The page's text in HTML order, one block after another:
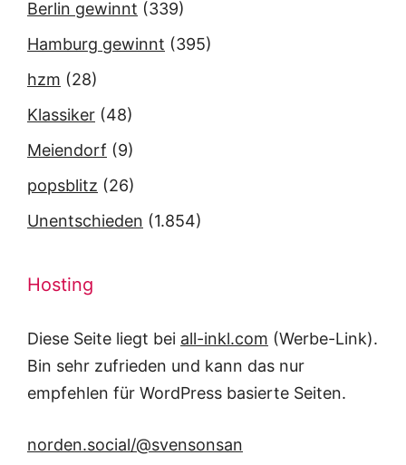
Berlin gewinnt (339)
Hamburg gewinnt (395)
hzm (28)
Klassiker (48)
Meiendorf (9)
popsblitz (26)
Unentschieden (1.854)
Hosting
Diese Seite liegt bei all-inkl.com (Werbe-Link).
Bin sehr zufrieden und kann das nur
empfehlen für WordPress basierte Seiten.
norden.social/@svensonsan